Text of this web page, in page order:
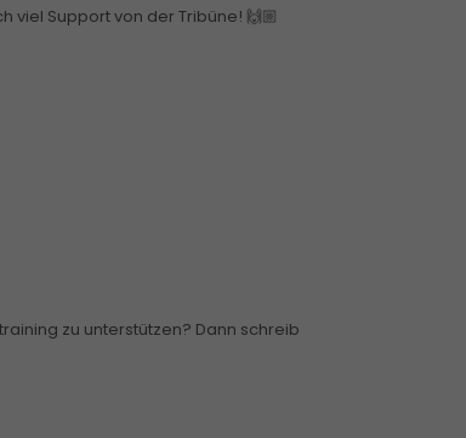
viel Support von der Tribüne! 🙌🏼
zu unterstützen? Dann schreib